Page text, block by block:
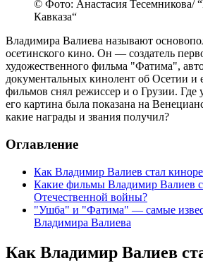
© Фото: Анастасия Тесемникова/
Кавказа“
Владимира Валиева называют
осетинского кино. Он — создатель
художественного фильма "Фатима",
документальных кинолент об Осетии и
фильмов снял режиссер и о Грузии. Где
его картина была показана на
какие награды и звания получил?
Оглавление
Как Владимир Валиев стал
Какие фильмы Владимир Валиев
Отечественной войны?
"Ушба" и "Фатима" — самые
Владимира Валиева
Как Владимир Валиев